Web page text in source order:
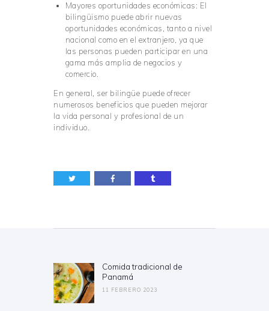
Mayores oportunidades económicas: El
bilingüismo puede abrir nuevas
oportunidades económicas, tanto a nivel
nacional como en el extranjero, ya que
las personas pueden participar en una
gama más amplia de negocios y
comercio.
En general, ser bilingüe puede ofrecer
numerosos beneficios que pueden mejorar
la vida personal y profesional de un
individuo.
entradasPrevious
post:
Comida tradicional de
Panamá
11 FEBRERO 2023